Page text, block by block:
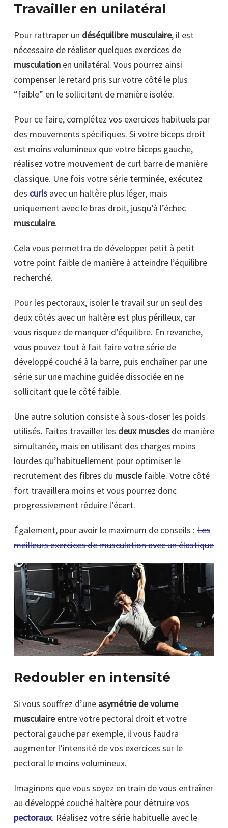
Travailler en unilatéral
Pour rattraper un déséquilibre musculaire, il est
nécessaire de réaliser quelques exercices de
musculation en unilatéral. Vous pourrez ainsi
compenser le retard pris sur votre côté le plus
“faible” en le sollicitant de manière isolée.
Pour ce faire, complétez vos exercices habituels par
des mouvements spécifiques. Si votre biceps droit
est moins volumineux que votre biceps gauche,
réalisez votre mouvement de curl barre de manière
classique. Une fois votre série terminée, exécutez
des curls avec un haltère plus léger, mais
uniquement avec le bras droit, jusqu’à l’échec
musculaire.
Cela vous permettra de développer petit à petit
votre point faible de manière à atteindre l’équilibre
recherché.
Pour les pectoraux, isoler le travail sur un seul des
deux côtés avec un haltère est plus périlleux, car
vous risquez de manquer d’équilibre. En revanche,
vous pouvez tout à fait faire votre série de
développé couché à la barre, puis enchaîner par une
série sur une machine guidée dissociée en ne
sollicitant que le côté faible.
Une autre solution consiste à sous-doser les poids
utilisés. Faites travailler les deux muscles de manière
simultanée, mais en utilisant des charges moins
lourdes qu’habituellement pour optimiser le
recrutement des fibres du musclefaible. Votre côté
fort travaillera moins et vous pourrez donc
progressivement réduire l’écart.
Également, pour avoir le maximum de conseils : Les
meilleurs exercices de musculation avec un élastique
Redoubler en intensité
Si vous souffrez d’une asymétrie de volume
musculaireentre votre pectoral droit et votre
pectoral gauche par exemple, il vous faudra
augmenter l’intensité de vos exercices sur le
pectoral le moins volumineux.
Imaginons que vous soyez en train de vous entraîner
au développé couché haltère pour détruire vos
pectoraux. Réalisez votre série habituelle avec le